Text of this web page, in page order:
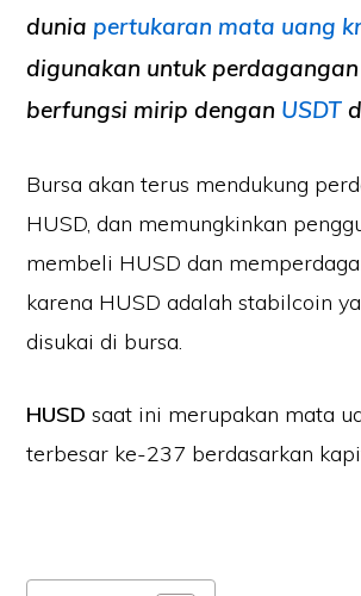
dunia pertukaran mata uang
digunakan untuk
berfungsi mirip dengan USDT
Bursa akan terus mendukung
HUSD, dan memungkinkan
membeli HUSD dan
karena HUSD adalah stabilcoin
disukai di bursa.
HUSD saat ini merupakan mata
terbesar ke-237 berdasarkan